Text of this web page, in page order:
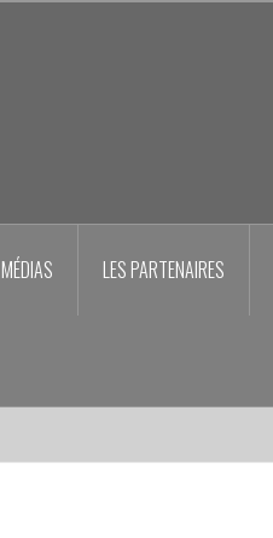
MÉDIAS LES PARTENAIRES